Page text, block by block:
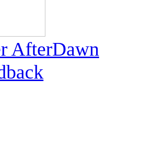
AfterDawn